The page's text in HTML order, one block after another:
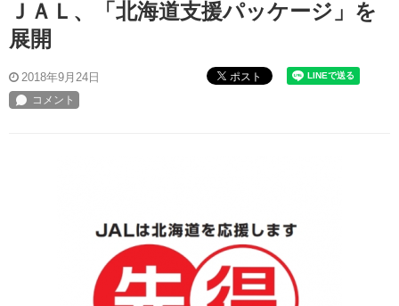
ＪＡＬ、「北海道支援パッケージ」を
展開
2018年9月24日 ポスト